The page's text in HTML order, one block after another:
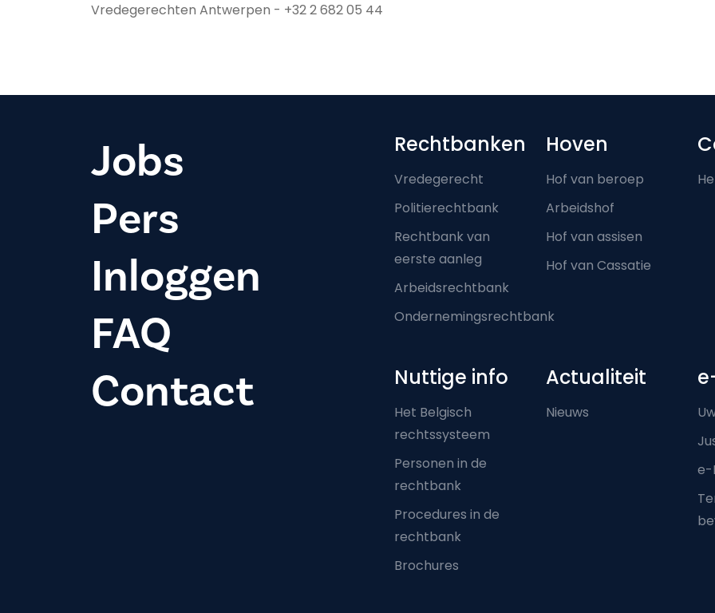
Vredegerechten Antwerpen - +32 2 682 05 44
Jobs
Pers
Inloggen
FAQ
Contact
Footer-menu
Rechtbanken
Vredegerecht
Politierechtbank
Rechtbank van
eerste aanleg
Arbeidsrechtbank
Ondernemingsrechtbank
Hoven
Hof van beroep
Arbeidshof
Hof van assisen
Hof van Cassatie
Nuttige info
Het Belgisch
rechtssysteem
Personen in de
rechtbank
Procedures in de
rechtbank
Brochures
Actualiteit
Nieuws
e-